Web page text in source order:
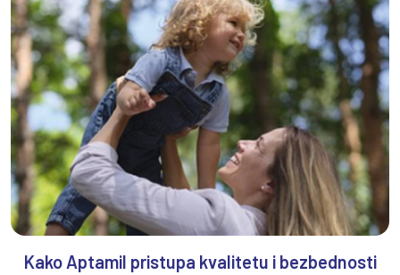
Kako Aptamil pristupa kvalitetu i bezbednosti